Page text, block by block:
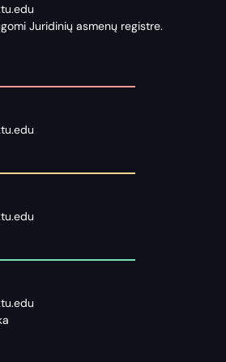
Juridinių asmenų registre.